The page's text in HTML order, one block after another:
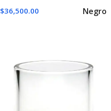
$36,500.00 Negro